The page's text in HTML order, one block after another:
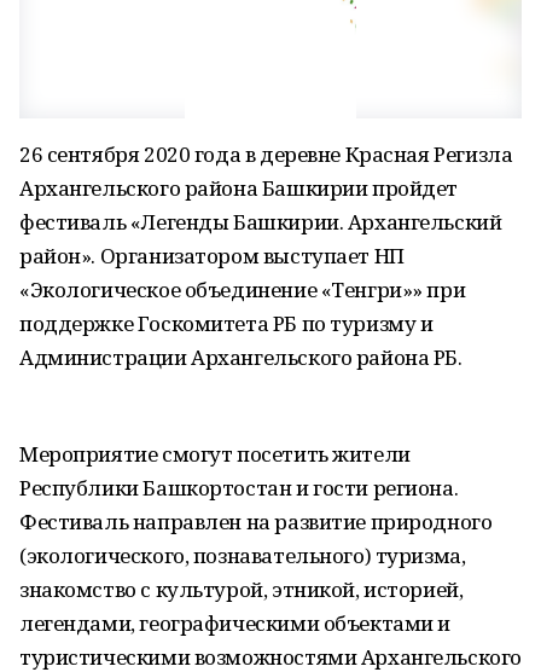
26 сентября 2020 года в деревне Красная Регизла
Архангельского района Башкирии пройдет
фестиваль «Легенды Башкирии. Архангельский
район». Организатором выступает НП
«Экологическое объединение «Тенгри»» при
поддержке Госкомитета РБ по туризму и
Администрации Архангельского района РБ.
Мероприятие смогут посетить жители
Республики Башкортоcтан и гости региона.
Фестиваль направлен на развитие природного
(экологического, познавательного) туризма,
знакомство с культурой, этникой, историей,
легендами, географическими объектами и
туристическими возможностями Архангельского